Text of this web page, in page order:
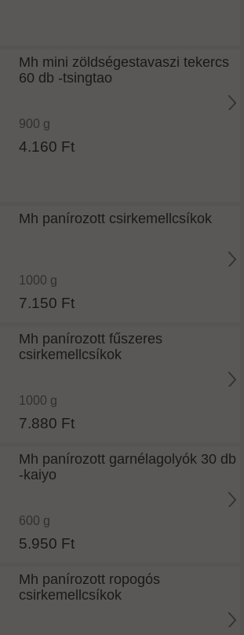
Mh mini zöldségestavaszi tekercs
60 db -tsingtao
900 g
4.160 Ft
Mh panírozott csirkemellcsíkok
1000 g
7.150 Ft
Mh panírozott fűszeres
csirkemellcsíkok
1000 g
7.880 Ft
Mh panírozott garnélagolyók 30 db
-kaiyo
600 g
5.950 Ft
Mh panírozott ropogós
csirkemellcsíkok